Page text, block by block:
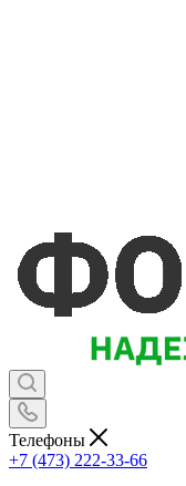
Телефоны
+7 (473) 222-33-66